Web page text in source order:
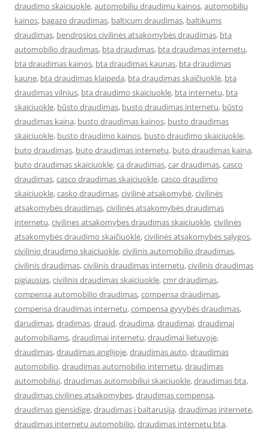
draudimo skaiciuokle,automobiliu draudimu kainos,automobilių
kainos, bagazo draudimas, balticum draudimas, baltikums
draudimas, bendrosios civilinės atsakomybės draudimas, bta
automobilio draudimas, bta draudimas, bta draudimas internetu,
bta draudimas kainos, bta draudimas kaunas, bta draudimas
kaune, bta draudimas klaipeda, bta draudimas skaičiuoklė, bta
draudimas vilnius, bta draudimo skaiciuokle, bta internetu, bta
skaiciuokle, būsto draudimas, busto draudimas internetu, būsto
draudimas kaina, busto draudimas kainos, busto draudimas
skaiciuokle, busto draudimo kainos, busto draudimo skaiciuokle,
buto draudimas, buto draudimas internetu, buto draudimas kaina,
buto draudimas skaiciuokle,ca draudimas,car draudimas,casco
draudimas,casco draudimas skaiciuokle,casco draudimo
skaiciuokle,casko draudimas,civilinė atsakomybė,civilinės
atsakomybės draudimas,civilinės atsakomybės draudimas
internetu,civilines atsakomybes draudimas skaiciuokle,civilinės
atsakomybės draudimo skaičiuoklė,civilinės atsakomybės sąlygos,
civilinio draudimo skaiciuokle,civilinis automobilio draudimas,
civilinis draudimas,civilinis draudimas internetu,civilinis draudimas
pigiausias,civilinis draudimas skaiciuokle,cmr draudimas,
compensa automobilio draudimas,compensa draudimas,
compensa draudimas internetu,compensa gyvybės draudimas,
darudimas,dradimas,draud,draudima,draudimai,draudimai
automobiliams,draudimai internetu,draudimai lietuvoje,
draudimas,draudimas anglijoje,draudimas auto,draudimas
automobilio,draudimas automobilio internetu,draudimas
automobiliui,draudimas automobiliui skaiciuokle,draudimas bta,
draudimas civilines atsakomybes,draudimas compensa,
draudimas gjensidige,draudimas i baltarusija,draudimas internete,
draudimas internetu automobilio,draudimas internetu bta,